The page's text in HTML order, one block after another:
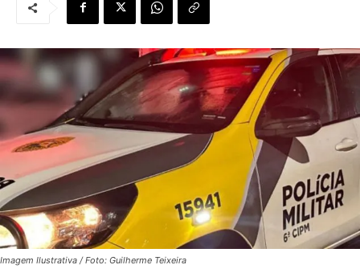
Imagem Ilustrativa / Foto: Guilherme Teixeira